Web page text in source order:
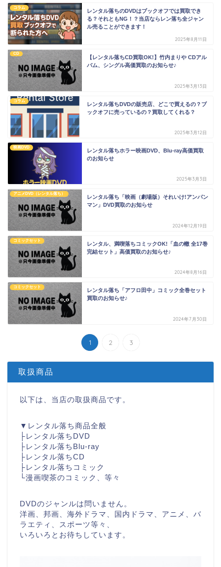
コラム
レンタル落ちのDVDはブックオフでは買取でき
る？それともNG！？当店ならレン落ち全ジャン
ル売ることができます！
2025年8月11日
CD
【レンタル落ちCD買取OK!】竹内まりや CDアル
バム、シングル高価買取のお知らせ♪
2025年3月13日
コラム
レンタル落ちDVDの販売店、どこで買えるの？ブ
ックオフに売っているの？買取してくれる？
2025年3月12日
映画DVD
レンタル落ちホラー映画DVD、Blu-ray高価買取
のお知らせ
2025年3月3日
アニメDVD（レンタル落ち）
レンタル落ち「映画（劇場版）それいけ!アンパン
マン」DVD買取のお知らせ
2024年12月19日
コミックセット
レンタル、満喫落ちコミックOK!「血の轍 全17巻
完結セット」高価買取のお知らせ♪
2024年8月16日
コミックセット
レンタル落ち「アフロ田中」コミック全巻セット
買取のお知らせ♪
2024年7月30日
1 2 3
取扱商品
以下は、当店の取扱商品です。
▼レンタル落ち商品全般
├レンタル落ちDVD
├レンタル落ちBlu-ray
├レンタル落ちCD
├レンタル落ちコミック
└漫画喫茶のコミック、等々
DVDのジャンルは問いません。
洋画、邦画、海外ドラマ、国内ドラマ、アニメ、バ
ラエティ、スポーツ等々、
いろいろとお待ちしています。